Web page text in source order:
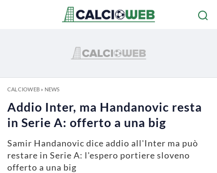
CALCIOWEB» NEWS
Addio Inter, ma Handanovic resta
in Serie A: offerto a una big
Samir Handanovic dice addio all'Inter ma può
restare in Serie A: l'espero portiere sloveno
offerto a una big